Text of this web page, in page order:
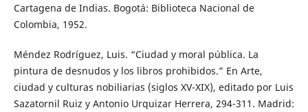
Cartagena de Indias. Bogotá: Biblioteca Nacional de
Colombia, 1952.
Méndez Rodríguez, Luis. “Ciudad y moral pública. La
pintura de desnudos y los libros prohibidos.” En Arte,
ciudad y culturas nobiliarias (siglos XV-XIX), editado por Luis
Sazatornil Ruiz y Antonio Urquizar Herrera, 294-311. Madrid: